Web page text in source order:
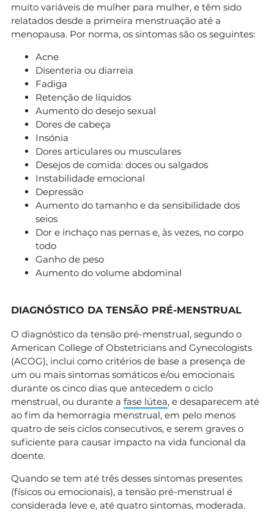
muito variáveis de mulher para mulher, e têm sido
relatados desde a primeira menstruação até a
menopausa. Por norma, os sintomas são os seguintes:
Acne
Disenteria ou diarreia
Fadiga
Retenção de líquidos
Aumento do desejo sexual
Dores de cabeça
Insónia
Dores articulares ou musculares
Desejos de comida: doces ou salgados
Instabilidade emocional
Depressão
Aumento do tamanho e da sensibilidade dos
seios
Dor e inchaço nas pernas e, às vezes, no corpo
todo
Ganho de peso
Aumento do volume abdominal
DIAGNÓSTICO DA TENSÃO PRÉ-MENSTRUAL
O diagnóstico da tensão pré-menstrual, segundo o
American College of Obstetricians and Gynecologists
(ACOG), inclui como critérios de base a presença de
um ou mais sintomas somáticos e/ou emocionais
durante os cinco dias que antecedem o ciclo
menstrual, ou durante a fase lútea, e desaparecem até
ao fim da hemorragia menstrual, em pelo menos
quatro de seis ciclos consecutivos, e serem graves o
suficiente para causar impacto na vida funcional da
doente.
Quando se tem até três desses sintomas presentes
(físicos ou emocionais), a tensão pré-menstrual é
considerada leve e, até quatro sintomas, moderada.